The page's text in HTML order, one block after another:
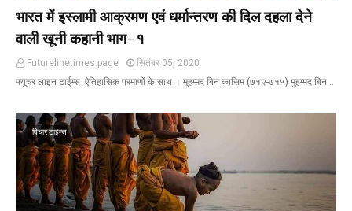
भारत में इस्लामी आक्रमण एवं धर्मान्तरण की दिल दहला देने
वाली खूनी कहानी भाग-१
Futurelinetimes.page
सितंबर 05, 2020
फ्यूचर लाइन टाईम्स ऐतिहासिक प्रमाणों के साथ । मुहम्मद बिन कासिम (७१२-७१५) मुहम्मद बिन…
विचार टाईम्स